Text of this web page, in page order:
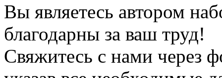
Вы являетесь автором
благодарны за ваш труд!
Свяжитесь с нами через